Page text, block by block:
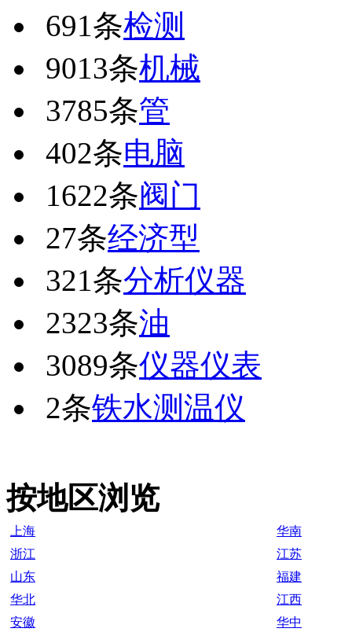
691条检测
9013条机械
3785条管
402条电脑
1622条阀门
27条经济型
321条分析仪器
2323条油
3089条仪器仪表
2条铁水测温仪
按地区浏览
上海
华南
浙江
江苏
山东
福建
华北
江西
安徽
华中